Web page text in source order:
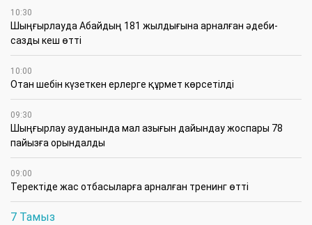
10:30
Шыңғырлауда Абайдың 181 жылдығына арналған әдеби-
сазды кеш өтті
10:00
Отан шебін күзеткен ерлерге құрмет көрсетілді
09:30
​Шыңғырлау ауданында мал азығын дайындау жоспары 78
пайызға орындалды
09:00
​Теректіде жас отбасыларға арналған тренинг өтті
7 Тамыз